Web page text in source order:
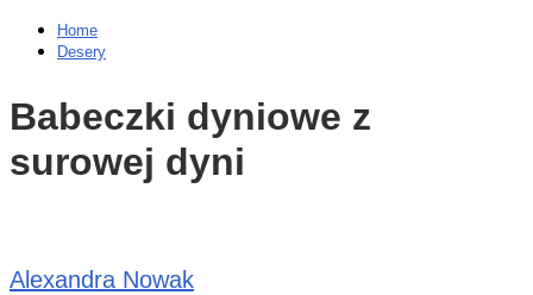
Home
Desery
Babeczki dyniowe z
surowej dyni
Alexandra Nowak